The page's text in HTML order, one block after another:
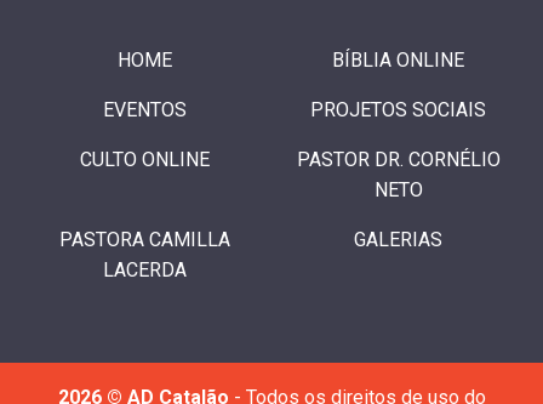
HOME BÍBLIA ONLINE
EVENTOS PROJETOS SOCIAIS
CULTO ONLINE
PASTOR DR. CORNÉLIO
NETO
PASTORA CAMILLA
LACERDA
GALERIAS
2026 © AD Catalão - Todos os direitos de uso do